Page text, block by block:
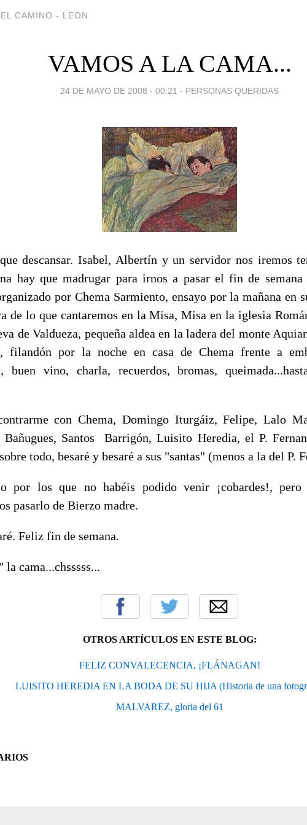
CAMINO - LEON
VAMOS A LA CAMA...
24 DE MAYO DE 2008 - 00:21 - PERSONAS QUERIDAS
descansar. Isabel, Albertín y un servidor nos iremos
hay que madrugar para irnos a pasar el fin de
por Chema Sarmiento, ensayo por la mañana en
de lo que cantaremos en la Misa, Misa en la iglesia
de Valdueza, pequeña aldea en la ladera del monte
filandón por la noche en casa de Chema frente a
buen vino, charla, recuerdos, bromas,
con Chema, Domingo Iturgáiz, Felipe, Lalo
Bañugues, Santos Barrigón, Luisito Heredia, el P.
todo, besaré y besaré a sus "santas" (menos a la del P.
por los que no habéis podido venir ¡cobardes!, pero
pasarlo de Bierzo madre.
Feliz fin de semana.
la cama...chsssss...
OTROS ARTÍCULOS EN ESTE BLOG:
FELIZ CONVALECENCIA, ¡FLÁNAGAN!
LUISITO HEREDIA EN LA BODA DE SU HIJA (Historia de una
MALVAREZ, gloria del 61